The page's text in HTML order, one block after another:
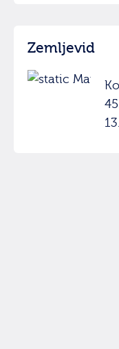
Zemljevid